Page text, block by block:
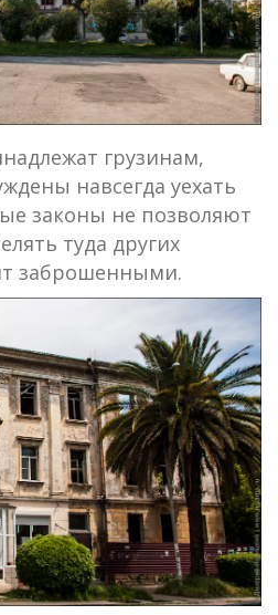
грузинам,
навсегда уехать
законы не позволяют
туда других
заброшенными.